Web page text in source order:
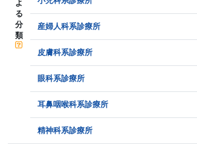
よ
る
分
類
産婦人科系診療所
皮膚科系診療所
眼科系診療所
耳鼻咽喉科系診療所
精神科系診療所